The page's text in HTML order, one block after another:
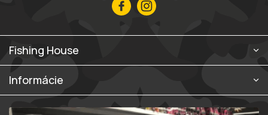
Fishing House
Informácie